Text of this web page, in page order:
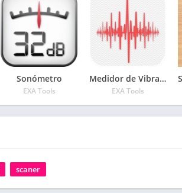
Sonómetro
EXA Tools
Medidor de Vibraciones
EXA Tools
scaner